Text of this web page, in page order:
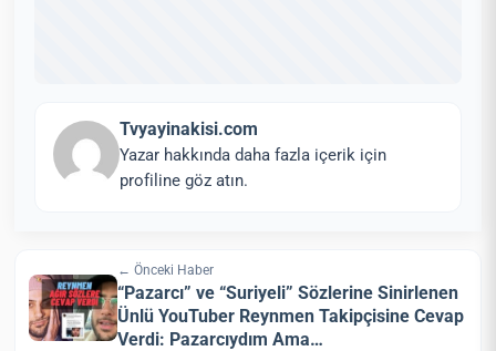
Tvyayinakisi.com
Yazar hakkında daha fazla içerik için
profiline göz atın.
← Önceki Haber
“Pazarcı” ve “Suriyeli” Sözlerine Sinirlenen
Ünlü YouTuber Reynmen Takipçisine Cevap
Verdi: Pazarcıydım Ama…